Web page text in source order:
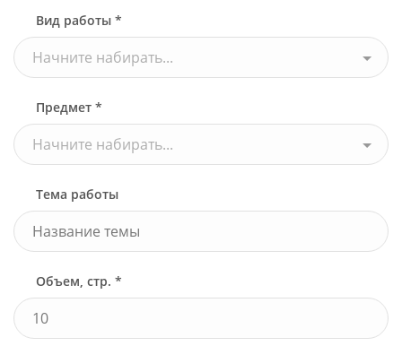
Вид работы *
Начните набирать...
Предмет *
Начните набирать...
Тема работы
Объем, стр. *